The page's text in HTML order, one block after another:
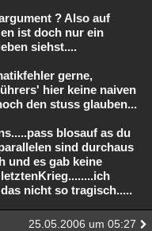
? Also auf
ist doch nur ein
siehst....
gerne,
hier keine naiven
den stuss glauben...
blosauf as du
sind durchaus
und es gab keine
nicht so tragisch.....
25.05.2006 um 05:27